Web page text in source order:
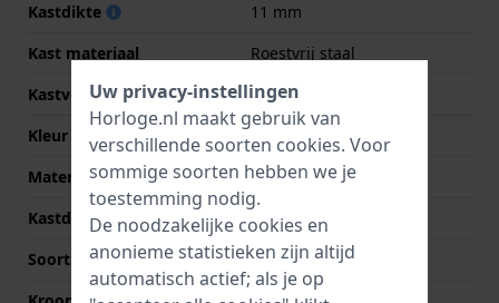
Kastdikte
11 mm
Kast materiaal
Roestvrij staal
Kastvorm
Rond
Kleur kast
Materiaal kastdeksel
Roestvrij staal
Kastdeksel
Klikkast
Soort glas
Mineraal
Uw privacy-instellingen
Horloge.nl maakt gebruik van
verschillende soorten cookies. Voor
sommige soorten hebben we je
toestemming nodig.
De noodzakelijke cookies en
anonieme statistieken zijn altijd
automatisch actief; als je op